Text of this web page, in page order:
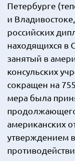
Петербурге
и
российских
находящихся в
занятый в
консульских
сокращен на
мера была
американских
утверждением